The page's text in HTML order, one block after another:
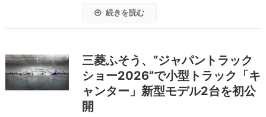
続きを読む
三菱ふそう、“ジャパントラック
ショー2026”で小型トラック「キ
ャンター」新型モデル2台を初公
開